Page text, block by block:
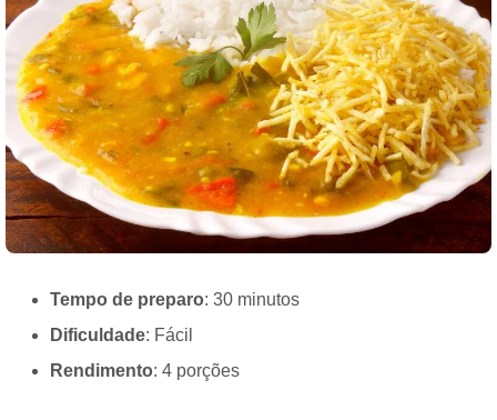
Tempo de preparo: 30 minutos
Dificuldade: Fácil
Rendimento: 4 porções